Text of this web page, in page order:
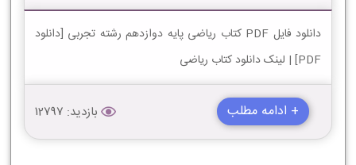
دانلود فایل PDF کتاب ریاضی پایه دوازدهم رشته تجربی [دانلود
PDF] | لینک دانلود کتاب ریاضی
+ ادامه مطلب بازدید: 12797